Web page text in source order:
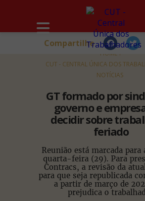
HOME
CUT - CENTRAL ÚNICA DOS
NOTÍCIAS
GT formado por
governo e
decidir sobre
feriado
Reunião está marcada para
quarta-feira (29). Para
Contracs, a revisão da
para que seja republicada
a partir de março de
prejudica o
Compartilhe